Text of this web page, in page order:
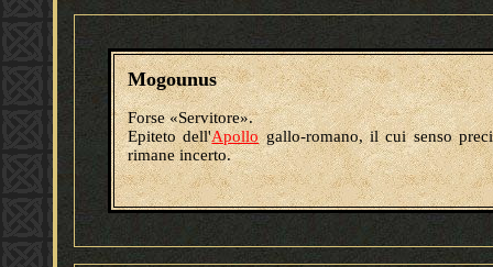
Mogounus
Forse «Servitore».
Epiteto dell'Apollogallo-romano, il cui senso
rimane incerto.